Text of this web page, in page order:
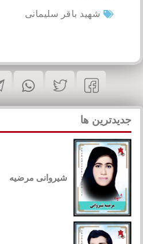
شهید باقر سلیمانی
جدیدترین ها
شیروانی مرضیه